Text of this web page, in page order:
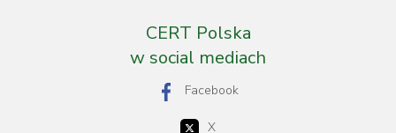
CERT Polska
w social mediach
Facebook
X